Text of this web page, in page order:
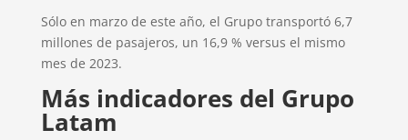
Sólo en marzo de este año, el Grupo transportó 6,7
millones de pasajeros, un 16,9 % versus el mismo
mes de 2023.
Más indicadores del Grupo
Latam